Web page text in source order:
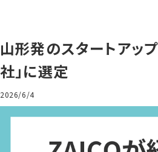
山形発のスタートアッ
社」に選定
2026/6/4